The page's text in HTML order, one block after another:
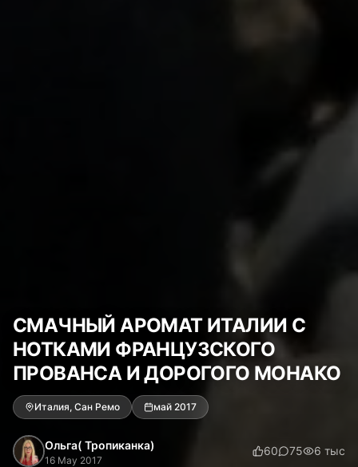
СМАЧНЫЙ АРОМАТ ИТАЛИИ С
НОТКАМИ ФРАНЦУЗСКОГО
ПРОВАНСА И ДОРОГОГО МОНАКО
Италия, Сан Ремо май 2017
Ольга( Тропиканка)
16 May 2017
60 75 6 тыс